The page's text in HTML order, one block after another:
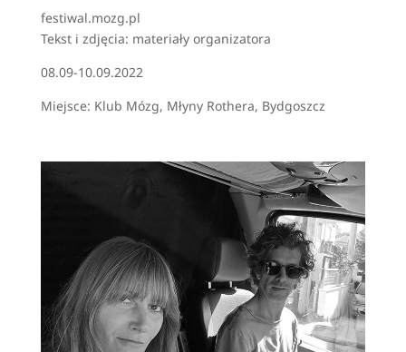
festiwal.mozg.pl
Tekst i zdjęcia: materiały organizatora
08.09-10.09.2022
Miejsce: Klub Mózg, Młyny Rothera, Bydgoszcz